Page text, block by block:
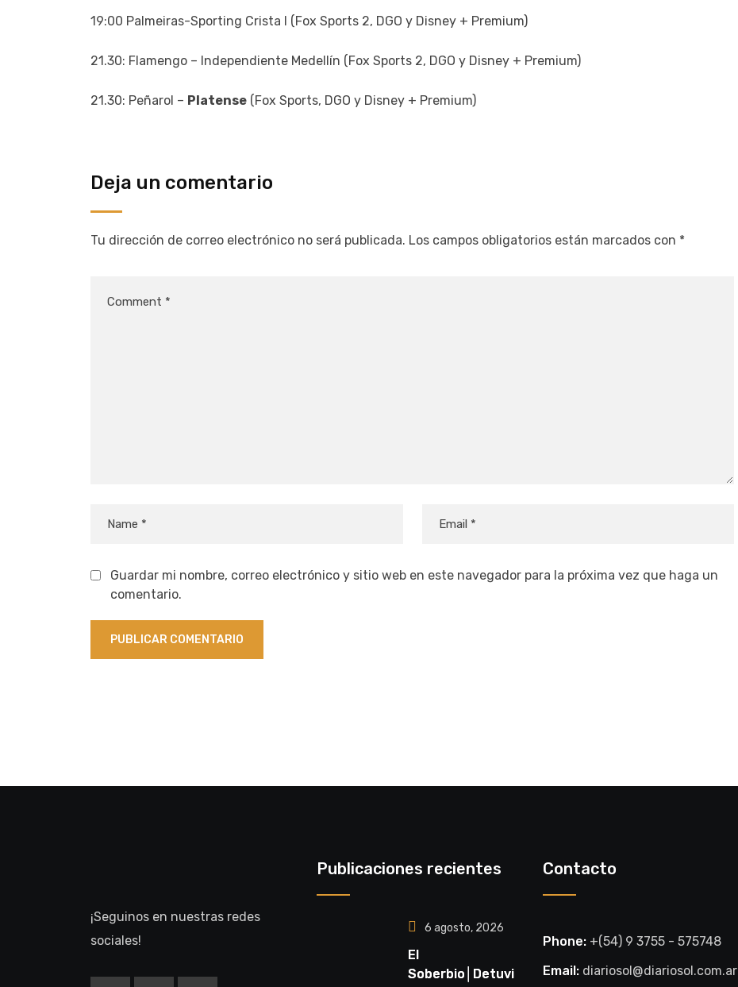
19:00 Palmeiras-Sporting Crista l (Fox Sports 2, DGO y Disney + Premium)
21.30: Flamengo – Independiente Medellín (Fox Sports 2, DGO y Disney + Premium)
21.30: Peñarol – Platense (Fox Sports, DGO y Disney + Premium)
Deja un comentario
Tu dirección de correo electrónico no será publicada. Los campos obligatorios están marcados con *
Guardar mi nombre, correo electrónico y sitio web en este navegador para la próxima vez que haga un
comentario.
¡Seguinos en nuestras redes
sociales!
Publicaciones recientes
6 agosto, 2026
El
Soberbio│Detuvie
Contacto
Phone: +(54) 9 3755 - 575748
Email: diariosol@diariosol.com.ar